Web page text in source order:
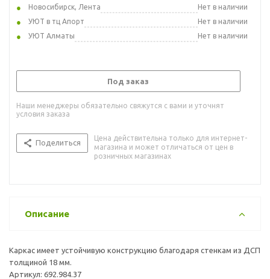
Новосибирск, Лента
Нет в наличии
УЮТ в тц Апорт
Нет в наличии
УЮТ Алматы
Нет в наличии
Под заказ
Наши менеджеры обязательно свяжутся с вами и уточнят
условия заказа
Поделиться
Цена действительна только для интернет-
магазина и может отличаться от цен в
розничных магазинах
Описание
Каркас имеет устойчивую конструкцию благодаря стенкам из ДСП
толщиной 18 мм.
Артикул: 692.984.37